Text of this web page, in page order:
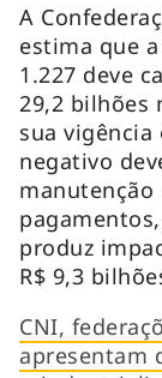
A
estima que
1.227 deve
29,2 bilhões
sua vigência
negativo
manutenção
produz
R$ 9,3
CNI,
apresentam